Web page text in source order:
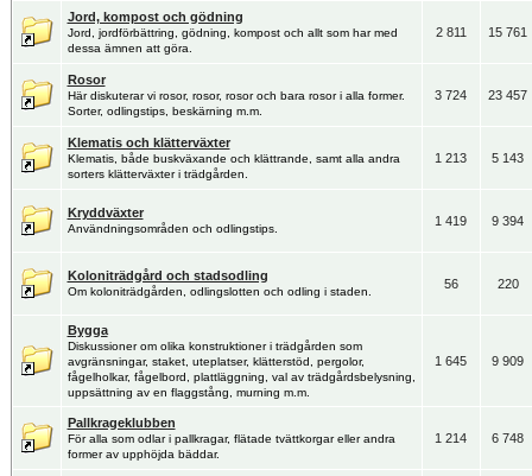
Jord, kompost och gödning
Jord, jordförbättring, gödning, kompost och allt som har med
dessa ämnen att göra.
2 811 15 761
Rosor
Här diskuterar vi rosor, rosor, rosor och bara rosor i alla former.
Sorter, odlingstips, beskärning m.m.
3 724 23 457
Klematis och klätterväxter
Klematis, både buskväxande och klättrande, samt alla andra
sorters klätterväxter i trädgården.
1 213 5 143
Kryddväxter
Användningsområden och odlingstips.
1 419 9 394
Koloniträdgård och stadsodling
Om koloniträdgården, odlingslotten och odling i staden.
56 220
Bygga
Diskussioner om olika konstruktioner i trädgården som
avgränsningar, staket, uteplatser, klätterstöd, pergolor,
fågelholkar, fågelbord, plattläggning, val av trädgårdsbelysning,
uppsättning av en flaggstång, murning m.m.
1 645 9 909
Pallkrageklubben
För alla som odlar i pallkragar, flätade tvättkorgar eller andra
former av upphöjda bäddar.
1 214 6 748